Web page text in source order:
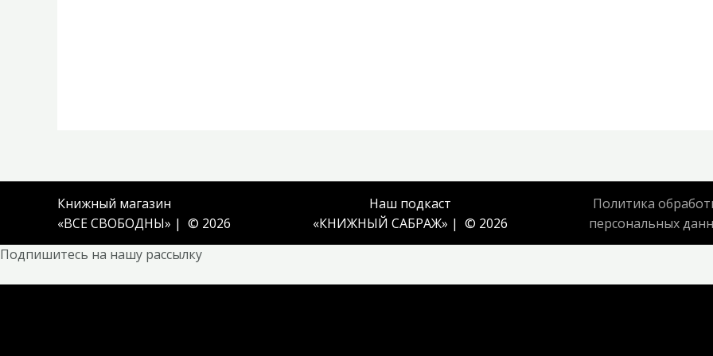
Книжный магазин
«ВСЕ СВОБОДНЫ» | © 2026
Наш подкаст
«КНИЖНЫЙ САБРАЖ» | © 2026
Политика
персональных
Подпишитесь на нашу рассылку